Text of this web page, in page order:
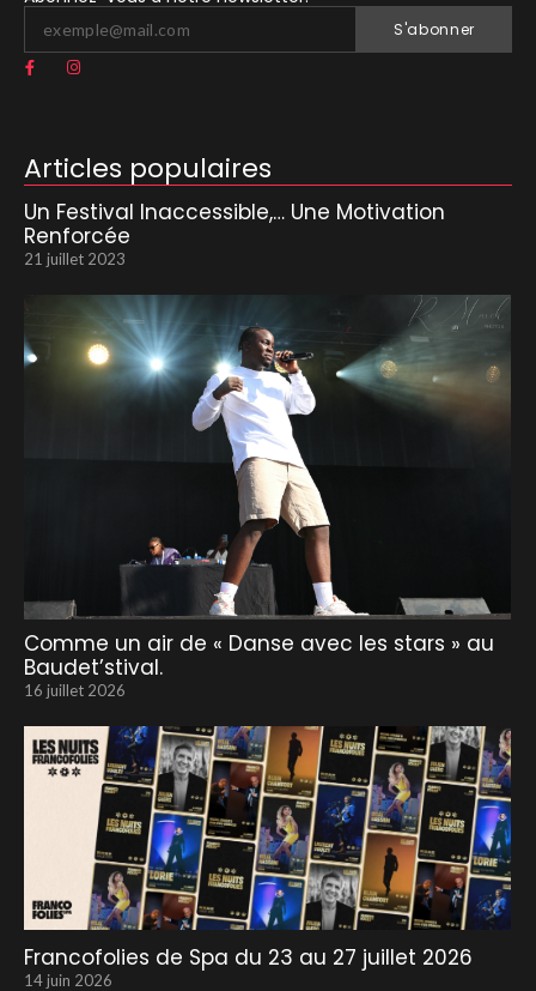
S'abonner
Articles populaires
Un Festival Inaccessible,… Une Motivation
Renforcée
21 juillet 2023
Comme un air de « Danse avec les stars » au
Baudet’stival.
16 juillet 2026
Francofolies de Spa du 23 au 27 juillet 2026
14 juin 2026